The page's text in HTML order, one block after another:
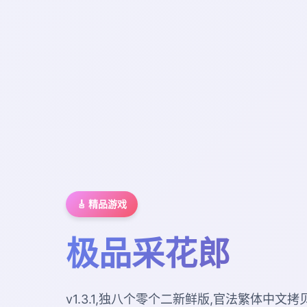
🎸 精品游戏
极品采花郎
v1.3.1,独八个零个二新鲜版,官法繁体中文拷